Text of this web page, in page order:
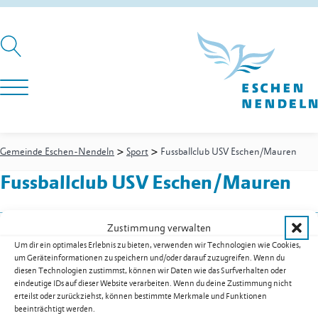
Zustimmung verwalten
Um dir ein optimales Erlebnis zu bieten, verwenden wir Technologien wie Cookies,
um Geräteinformationen zu speichern und/oder darauf zuzugreifen. Wenn du
diesen Technologien zustimmst, können wir Daten wie das Surfverhalten oder
eindeutige IDs auf dieser Website verarbeiten. Wenn du deine Zustimmung nicht
erteilst oder zurückziehst, können bestimmte Merkmale und Funktionen
beeinträchtigt werden.
Gemeinde Eschen-Nendeln > Sport > Fussballclub USV Eschen/Mauren
Fussballclub USV Eschen/Mauren
Postfach 12
9492Eschen
Festnetz+423 371 17 00
Fax+423 371 17 01
E-Mailinfo@usv.li